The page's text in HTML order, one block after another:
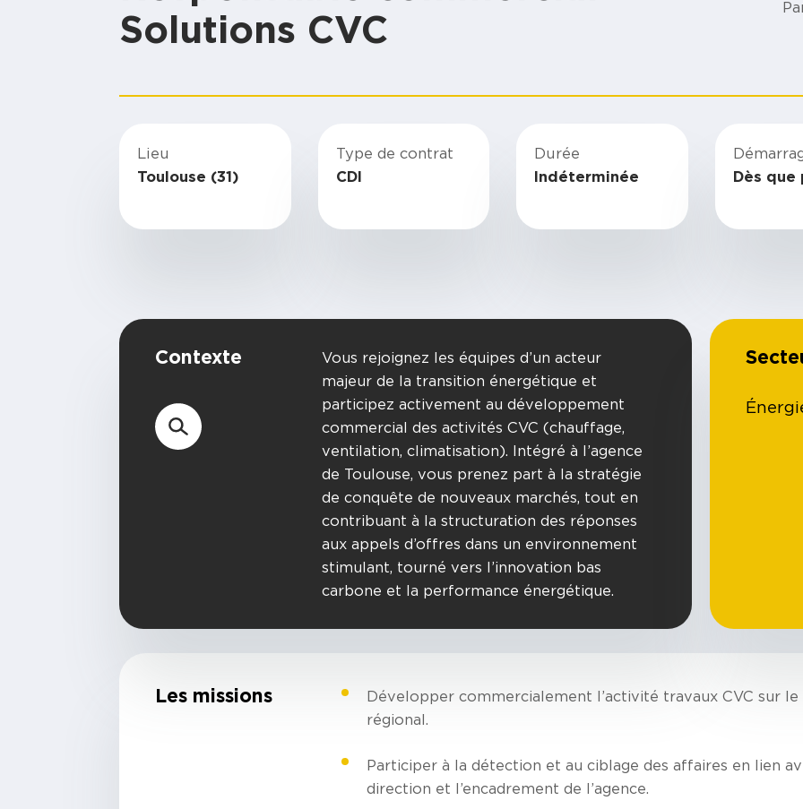
Solutions CVC
Lieu
Toulouse (31)
Type de contrat
CDI
Durée
Indéterminée
Dès que
Contexte
Vous rejoignez les équipes d’un acteur
majeur de la transition énergétique et
participez activement au développement
commercial des activités CVC (chauffage,
ventilation, climatisation). Intégré à l’agence
de Toulouse, vous prenez part à la stratégie
de conquête de nouveaux marchés, tout en
contribuant à la structuration des réponses
aux appels d’offres dans un environnement
stimulant, tourné vers l’innovation bas
carbone et la performance énergétique.
Les missions
Développer commercialement l’activité travaux CVC sur
régional.
Participer à la détection et au ciblage des affaires en lien
direction et l’encadrement de l’agence.